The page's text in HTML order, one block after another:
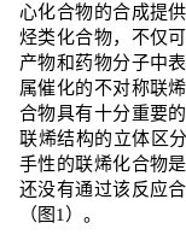
心化合物的合成提
烃类化合物，不仅
产物和药物分子中
属催化的不对称联
合物具有十分重要
联烯结构的立体区
手性的联烯化合物
还没有通过该反应
（图1 ）。